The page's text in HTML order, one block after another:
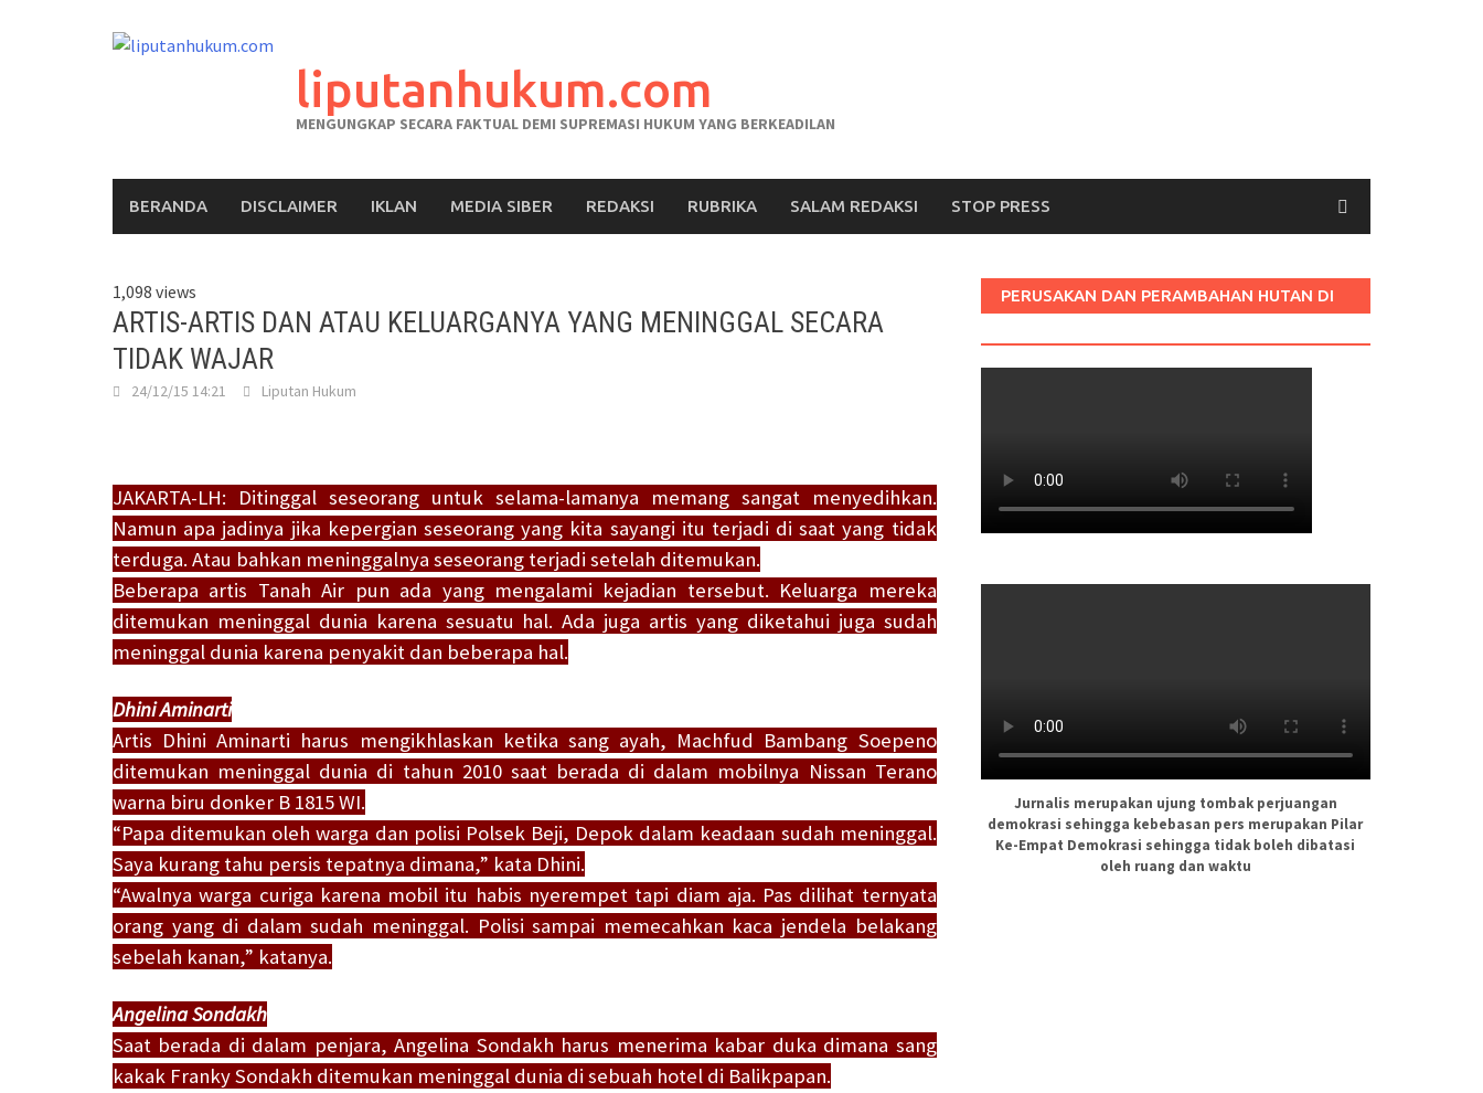
liputanhukum.com
MENGUNGKAP SECARA FAKTUAL DEMI SUPREMASI HUKUM YANG BERKEADILAN
BERANDA DISCLAIMER IKLAN MEDIA SIBER REDAKSI RUBRIKA SALAM REDAKSI STOP PRESS
1,098 views
ARTIS-ARTIS DAN ATAU KELUARGANYA YANG MENINGGAL SECARA
TIDAK WAJAR
24/12/15 14:21 Liputan Hukum
JAKARTA-LH: Ditinggal seseorang untuk selama-lamanya memang sangat menyedihkan.
Namun apa jadinya jika kepergian seseorang yang kita sayangi itu terjadi di saat yang tidak
terduga. Atau bahkan meninggalnya seseorang terjadi setelah ditemukan.
Beberapa artis Tanah Air pun ada yang mengalami kejadian tersebut. Keluarga mereka
ditemukan meninggal dunia karena sesuatu hal. Ada juga artis yang diketahui juga sudah
meninggal dunia karena penyakit dan beberapa hal.
Dhini Aminarti
Artis Dhini Aminarti harus mengikhlaskan ketika sang ayah, Machfud Bambang Soepeno
ditemukan meninggal dunia di tahun 2010 saat berada di dalam mobilnya Nissan Terano
warna biru donker B 1815 WI.
“Papa ditemukan oleh warga dan polisi Polsek Beji, Depok dalam keadaan sudah meninggal.
Saya kurang tahu persis tepatnya dimana,” kata Dhini.
“Awalnya warga curiga karena mobil itu habis nyerempet tapi diam aja. Pas dilihat ternyata
orang yang di dalam sudah meninggal. Polisi sampai memecahkan kaca jendela belakang
sebelah kanan,” katanya.
Angelina Sondakh
Saat berada di dalam penjara, Angelina Sondakh harus menerima kabar duka dimana sang
kakak Franky Sondakh ditemukan meninggal dunia di sebuah hotel di Balikpapan.
PERUSAKAN DAN PERAMBAHAN HUTAN DI
Jurnalis merupakan ujung tombak perjuangan
demokrasi sehingga kebebasan pers merupakan Pilar
Ke-Empat Demokrasi sehingga tidak boleh dibatasi
oleh ruang dan waktu